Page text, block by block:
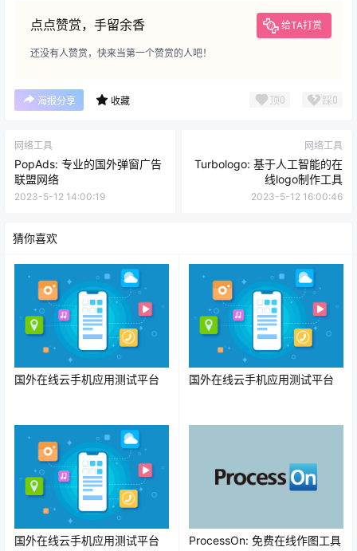
点点赞赏，手留余香 给TA打赏
还没有人赞赏，快来当第一个赞赏的人吧！
海报分享 收藏 顶0 踩0
网络工具
PopAds: 专业的国外弹窗广告
联盟网络
2023-5-12 14:00:19
网络工具
Turbologo: 基于人工智能的在
线logo制作工具
2023-5-12 16:00:46
猜你喜欢
国外在线云手机应用测试平台 国外在线云手机应用测试平台
国外在线云手机应用测试平台 ProcessOn: 免费在线作图工具